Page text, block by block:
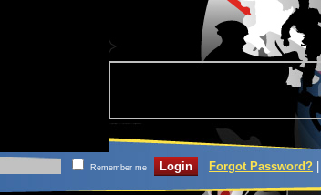
Remember me Forgot Password?